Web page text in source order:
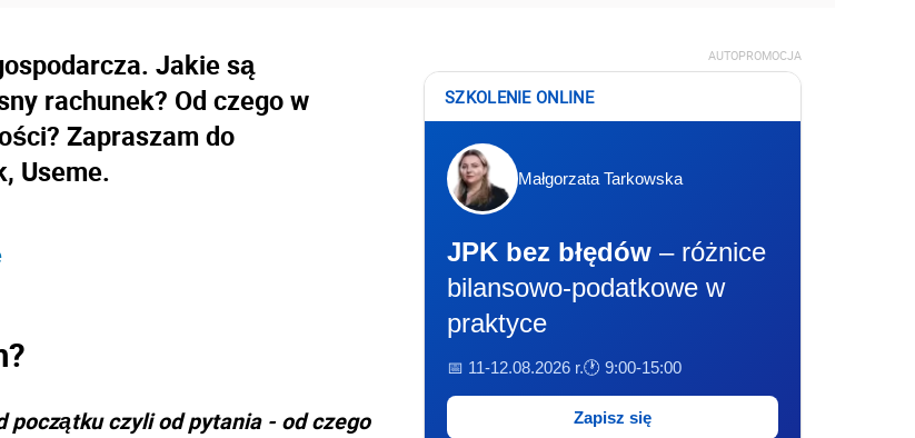
Jakie są
rachunek? Od czego w
Zapraszam do
Useme.
początku czyli od pytania - od czego
AUTOPROMOCJA
SZKOLENIE ONLINE
Małgorzata Tarkowska
JPK bez błędów – różnice
bilansowo-podatkowe w
praktyce
📅 11-12.08.2026 r.🕐 9:00-15:00
Zapisz się